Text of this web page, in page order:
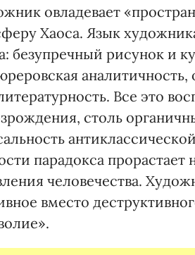
овладевает
Хаоса. Язык
безупречный рисунок и
аналитичность,
Все это
столь
парадокса прорастает
человечества.
вместо